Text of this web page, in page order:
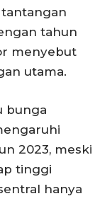
tahun
menyebut
utama.
bunga
2023, meski
tinggi
hanya